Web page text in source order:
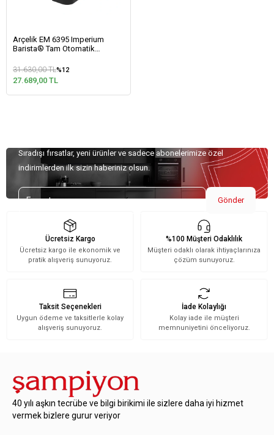
Arçelik EM 6395 Imperium
Barista® Tam Otomatik
31.630,00 TL%12
27.689,00 TL
Sıradışı fırsatlar, yeni ürünler ve sadece abonelerimize özel
indirimlerden ilk sizin haberiniz olsun.
Gönder
Ücretsiz Kargo
Ücretsiz kargo ile ekonomik ve
pratik alışveriş sunuyoruz.
%100 Müşteri Odaklılık
Müşteri odaklı olarak ihtiyaçlarınıza
çözüm sunuyoruz.
Taksit Seçenekleri
Uygun ödeme ve taksitlerle kolay
alışveriş sunuyoruz.
İade Kolaylığı
Kolay iade ile müşteri
memnuniyetini önceliyoruz.
40 yılı aşkın tecrübe ve bilgi birikimi ile sizlere daha iyi hizmet
vermek bizlere gurur veriyor